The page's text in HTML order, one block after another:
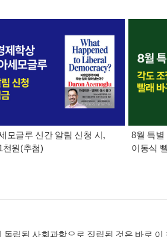
모글루 신간 알림 신청 시,
천원(추첨)
8월 특별
이동식
독립된 사회과학으로 징립된 것은 바로